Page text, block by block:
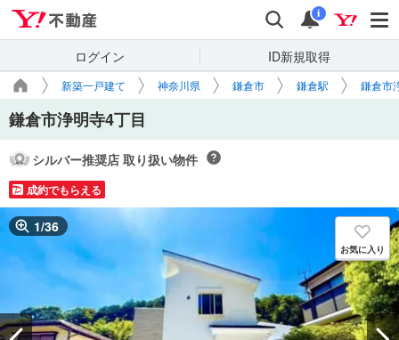
検索 通知
i
ログイン ID新規取得
新築一戸建て 神奈川県 鎌倉市 鎌倉駅 鎌倉市
鎌倉市浄明寺4丁目
シルバー推奨店 取り扱い物件
成約でもらえる
1/36
お気に入り